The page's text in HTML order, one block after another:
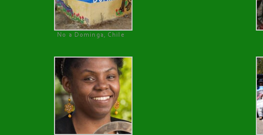
No a Dominga, Chile